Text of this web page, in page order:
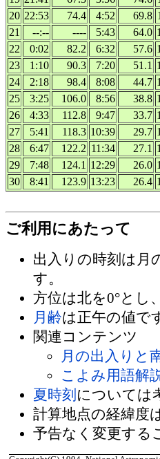
20 22:53 74.4 4:52 69.8
21
--:-- ---- 5:43 64.0
22
0:02 82.2 6:32 57.6
23
1:10 90.3 7:20 51.1
24
2:18 98.4 8:08 44.7
25
3:25 106.0 8:56 38.8
26
4:33 112.8 9:47 33.7
27
5:41 118.3 10:39 29.7
28
6:47 122.2 11:34 27.1
29
7:48 124.1 12:29 26.0
30
8:41 123.9 13:23 26.4
ご利用にあたって
出入りの時刻は月
す。
方位は北を0°とし
月齢は正午の値で
関連コンテンツ
月の出入りと
こよみ用語解
夏時刻 については
計算地点の経緯度
予告なく変更する